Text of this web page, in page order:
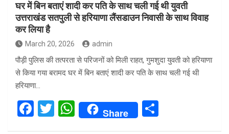
घर में बिन बताएं शादी कर पति के साथ चली गई थी युवती
उत्तराखंड सतपुली से हरियाणा लैंसडाउन निवासी के साथ विवाह
कर लिया है
March 20, 2026 admin
पौड़ी पुलिस की तत्परता से परिजनों को मिली राहत, गुमशुदा युवती को हरियाणा
से किया गया बरामद घर में बिन बताएं शादी कर पति के साथ चली गई थी
हरियाणा…
F
T
W
h
Share